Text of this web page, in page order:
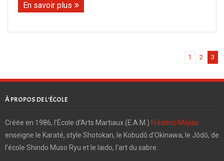
En savoir plus
1 2 3
À PROPOS DE L’ÉCOLE
Créée en 1986, l’École d’Arts Martiaux (E.A.M.) Frédéric Méjias
enseigne le Karaté, style Shotokan, le Kobudō d’Okinawa, le Jōdō, de
l’école Shindo Muso Ryu et le Iaido, l’art du sabre.